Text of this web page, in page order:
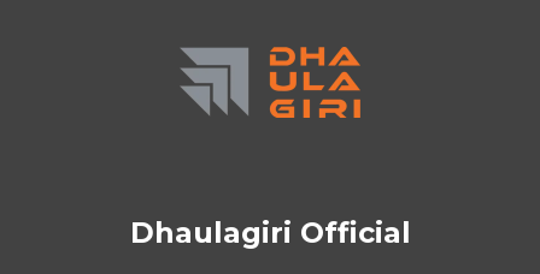
Dhaulagiri Official